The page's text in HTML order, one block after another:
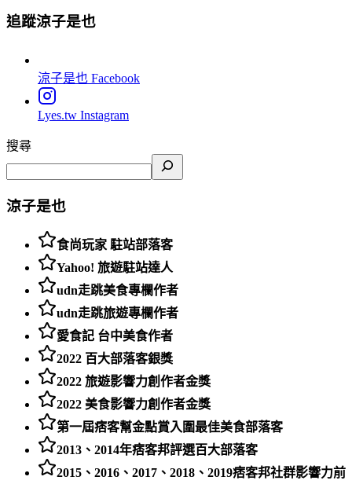
追蹤涼子是也
涼子是也 Facebook
Lyes.tw Instagram
搜尋
涼子是也
食尚玩家 駐站部落客
Yahoo! 旅遊駐站達人
udn走跳美食專欄作者
udn走跳旅遊專欄作者
愛食記 台中美食作者
2022 百大部落客銀獎
2022 旅遊影響力創作者金獎
2022 美食影響力創作者金獎
第一屆痞客幫金點賞入圍最佳美食部落客
2013、2014年痞客邦評選百大部落客
2015、2016、2017、2018、2019痞客邦社群影響力前